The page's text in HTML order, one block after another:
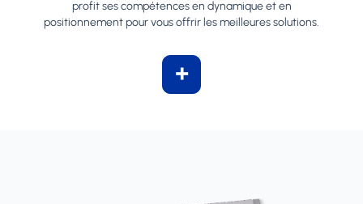
profit ses compétences en dynamique et en
positionnement pour vous offrir les meilleures solutions.
+